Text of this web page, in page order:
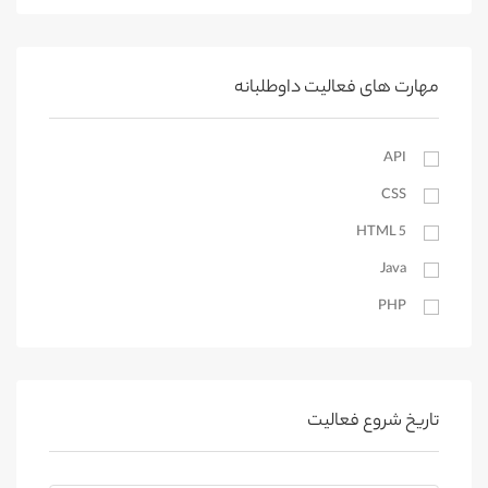
خنداب
اراک
آستارا
آستانه اشرفیه
بندرانزلی
لاهیجان
رودسر
رضوانشهر
املش
مهارت های فعالیت داوطلبانه
API
CSS
HTML 5
Java
PHP
WordPress
ترجمه
تاریخ شروع فعالیت